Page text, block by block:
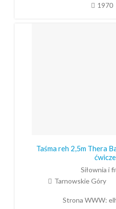
1970
Taśma reh 2,5m Thera
Siłownia i
Tarnowskie Góry
Strona WWW: